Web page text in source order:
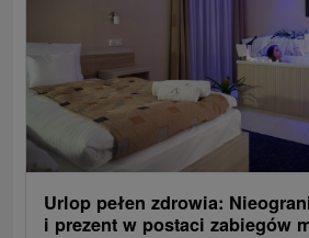
Urlop pełen zdrowia:
i prezent w postaci zabiegów